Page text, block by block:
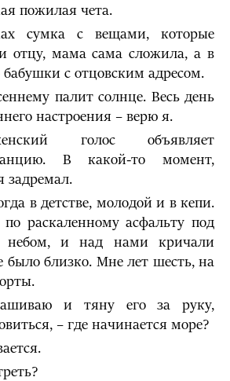
пожилая чета.
сумка с вещами, которые
отцу, мама сама сложила, а в
с отцовским адресом.
палит солнце. Весь день
настроения – верю я.
женский голос объявляет
В какой-то момент,
задремал.
в детстве, молодой и в кепи.
раскаленному асфальту под
небом, и над нами кричали
близко. Мне лет шесть, на
и тяну его за руку,
– где начинается море?